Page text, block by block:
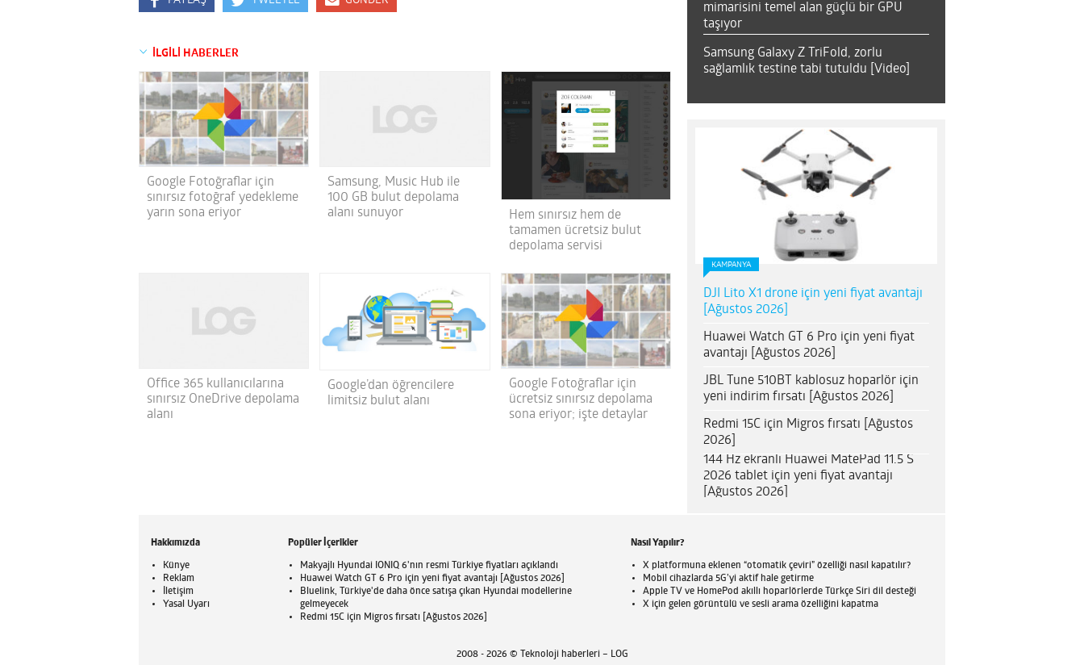
İLGİLİ HABERLER
Google Fotoğraflar için
sınırsız fotoğraf yedekleme
yarın sona eriyor
Samsung, Music Hub ile
100 GB bulut depolama
alanı sunuyor
Hem sınırsız hem de
tamamen ücretsiz bulut
depolama servisi
Office 365 kullanıcılarına
sınırsız OneDrive depolama
alanı
Google’dan öğrencilere
limitsiz bulut alanı
Google Fotoğraflar için
ücretsiz sınırsız depolama
sona eriyor; işte detaylar
mimarisini temel alan güçlü bir GPU
taşıyor
Samsung Galaxy Z TriFold, zorlu
sağlamlık testine tabi tutuldu [Video]
KAMPANYA
DJI Lito X1 drone için yeni fiyat avantajı
[Ağustos 2026]
Huawei Watch GT 6 Pro için yeni fiyat
avantajı [Ağustos 2026]
JBL Tune 510BT kablosuz hoparlör için
yeni indirim fırsatı [Ağustos 2026]
Redmi 15C için Migros fırsatı [Ağustos
2026]
144 Hz ekranlı Huawei MatePad 11.5 S
2026 tablet için yeni fiyat avantajı
[Ağustos 2026]
Hakkımızda
Künye
Reklam
İletişim
Yasal Uyarı
Popüler İçerikler
Makyajlı Hyundai IONIQ 6'nın resmi Türkiye fiyatları açıklandı
Huawei Watch GT 6 Pro için yeni fiyat avantajı [Ağustos 2026]
Bluelink, Türkiye'de daha önce satışa çıkan Hyundai modellerine
gelmeyecek
Redmi 15C için Migros fırsatı [Ağustos 2026]
Nasıl Yapılır?
X platformuna eklenen “otomatik çeviri” özelliği nasıl kapatılır?
Mobil cihazlarda 5G’yi aktif hale getirme
Apple TV ve HomePod akıllı hoparlörlerde Türkçe Siri dil desteği
X için gelen görüntülü ve sesli arama özelliğini kapatma
2008 - 2026 © Teknoloji haberleri – LOG